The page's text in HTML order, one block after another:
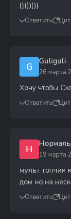
))))))))
Ответить
G Guliguli
26 марта
Хочу чтобы
Ответить
Н 19 марта
мульт топчик
дом но на
Ответить